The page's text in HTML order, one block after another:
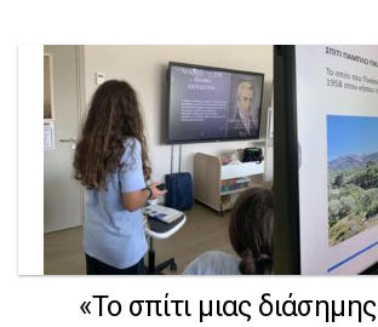
«Το σπίτι μιας διάσημης